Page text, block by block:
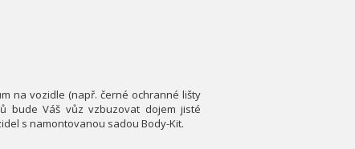
na vozidle (např. černé ochranné lišty
bude Váš vůz vzbuzovat dojem jisté
s namontovanou sadou Body-Kit.